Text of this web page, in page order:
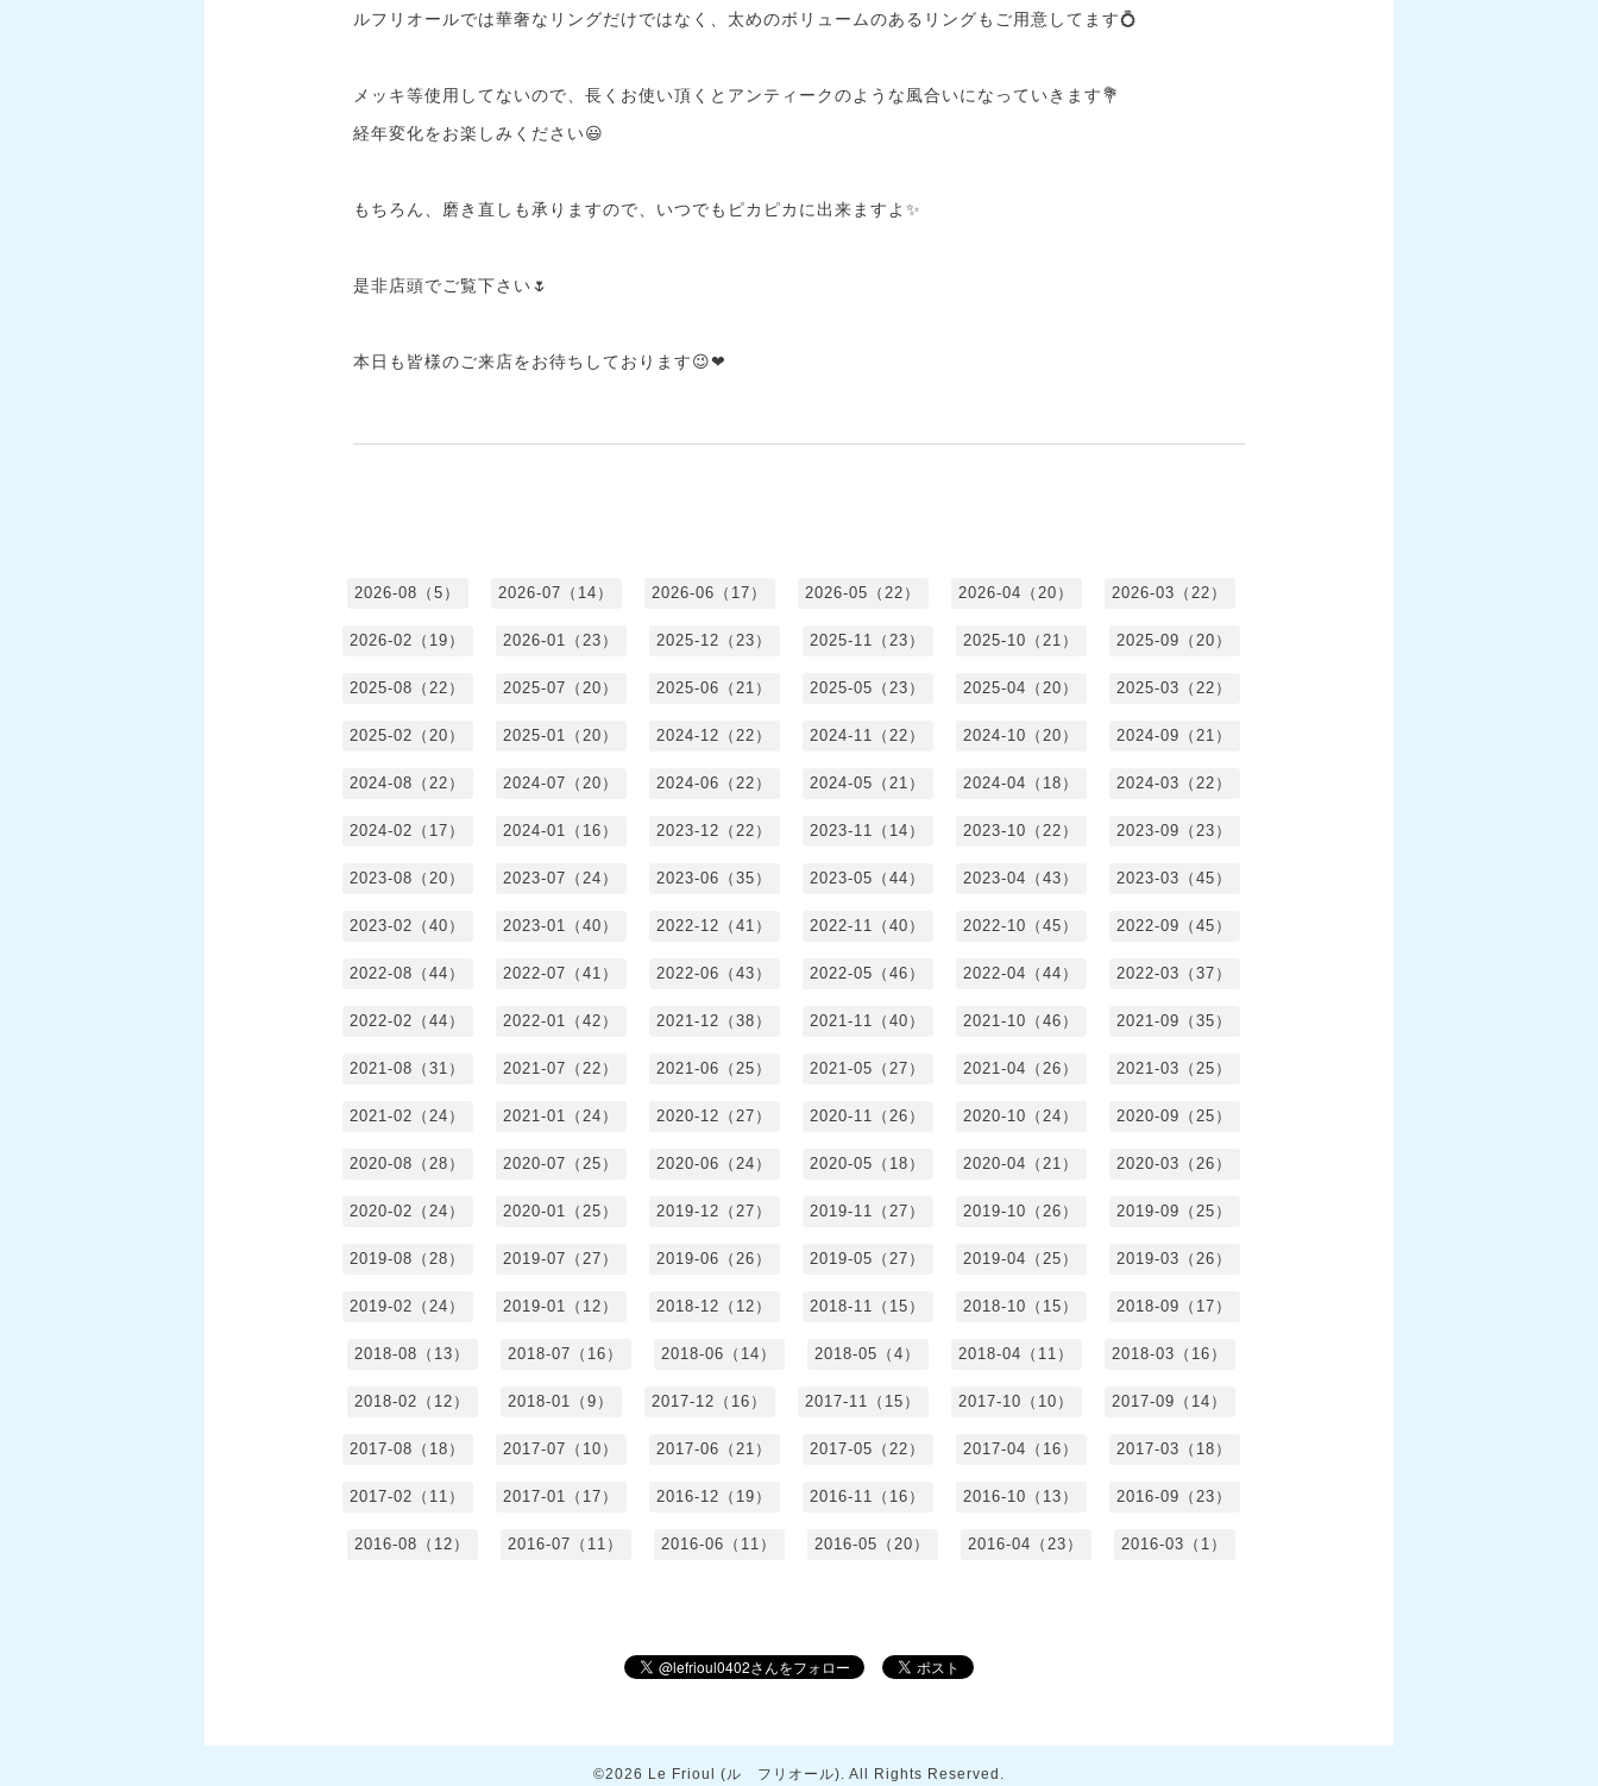
ルフリオールでは華奢なリングだけではなく、太めのボリュームのあるリングもご用意してます💍
メッキ等使用してないので、長くお使い頂くとアンティークのような風合いになっていきます💐
経年変化をお楽しみください😃
もちろん、磨き直しも承りますので、いつでもピカピカに出来ますよ✨
是非店頭でご覧下さい🌷
本日も皆様のご来店をお待ちしております😉❤
2026-08（5） 2026-07（14） 2026-06（17） 2026-05（22） 2026-04（20） 2026-03（22）
2026-02（19） 2026-01（23） 2025-12（23） 2025-11（23） 2025-10（21） 2025-09（20）
2025-08（22） 2025-07（20） 2025-06（21） 2025-05（23） 2025-04（20） 2025-03（22）
2025-02（20） 2025-01（20） 2024-12（22） 2024-11（22） 2024-10（20） 2024-09（21）
2024-08（22） 2024-07（20） 2024-06（22） 2024-05（21） 2024-04（18） 2024-03（22）
2024-02（17） 2024-01（16） 2023-12（22） 2023-11（14） 2023-10（22） 2023-09（23）
2023-08（20） 2023-07（24） 2023-06（35） 2023-05（44） 2023-04（43） 2023-03（45）
2023-02（40） 2023-01（40） 2022-12（41） 2022-11（40） 2022-10（45） 2022-09（45）
2022-08（44） 2022-07（41） 2022-06（43） 2022-05（46） 2022-04（44） 2022-03（37）
2022-02（44） 2022-01（42） 2021-12（38） 2021-11（40） 2021-10（46） 2021-09（35）
2021-08（31） 2021-07（22） 2021-06（25） 2021-05（27） 2021-04（26） 2021-03（25）
2021-02（24） 2021-01（24） 2020-12（27） 2020-11（26） 2020-10（24） 2020-09（25）
2020-08（28） 2020-07（25） 2020-06（24） 2020-05（18） 2020-04（21） 2020-03（26）
2020-02（24） 2020-01（25） 2019-12（27） 2019-11（27） 2019-10（26） 2019-09（25）
2019-08（28） 2019-07（27） 2019-06（26） 2019-05（27） 2019-04（25） 2019-03（26）
2019-02（24） 2019-01（12） 2018-12（12） 2018-11（15） 2018-10（15） 2018-09（17）
2018-08（13） 2018-07（16） 2018-06（14） 2018-05（4） 2018-04（11） 2018-03（16）
2018-02（12） 2018-01（9） 2017-12（16） 2017-11（15） 2017-10（10） 2017-09（14）
2017-08（18） 2017-07（10） 2017-06（21） 2017-05（22） 2017-04（16） 2017-03（18）
2017-02（11） 2017-01（17） 2016-12（19） 2016-11（16） 2016-10（13） 2016-09（23）
2016-08（12） 2016-07（11） 2016-06（11） 2016-05（20） 2016-04（23） 2016-03（1）
©2026 Le Frioul (ル フリオール) . All Rights Reserved.